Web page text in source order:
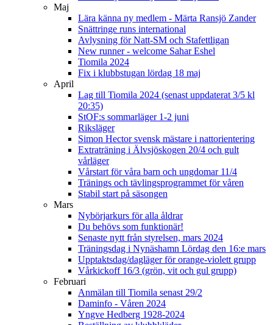
Maj
Lära känna ny medlem - Märta Ransjö Zander
Snättringe runs international
Avlysning för Natt-SM och Stafettligan
New runner - welcome Sahar Eshel
Tiomila 2024
Fix i klubbstugan lördag 18 maj
April
Lag till Tiomila 2024 (senast uppdaterat 3/5 kl
20:35)
StOF:s sommarläger 1-2 juni
Riksläger
Simon Hector svensk mästare i nattorientering
Extraträning i Älvsjöskogen 20/4 och gult
vårläger
Vårstart för våra barn och ungdomar 11/4
Tränings och tävlingsprogrammet för våren
Stabil start på säsongen
Mars
Nybörjarkurs för alla åldrar
Du behövs som funktionär!
Senaste nytt från styrelsen, mars 2024
Träningsdag i Nynäshamn Lördag den 16:e mars
Upptaktsdag/dagläger för orange-violett grupp
Vårkickoff 16/3 (grön, vit och gul grupp)
Februari
Anmälan till Tiomila senast 29/2
Daminfo - Våren 2024
Yngve Hedberg 1928-2024